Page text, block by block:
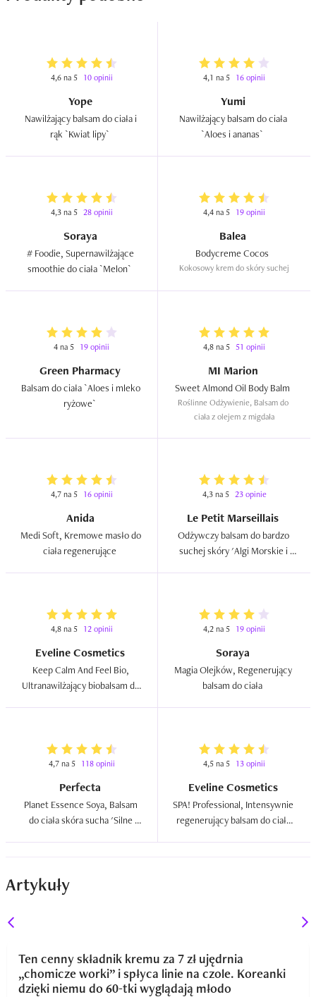
4,6 na 5 10 opinii
Yope
Nawilżający balsam do ciała i
4,1 na 5 16 opinii
Yumi
Nawilżający balsam do ciała
4,3 na 5 28 opinii
Soraya
# Foodie, Supernawilżające
4,4 na 5 19 opinii
Balea
Kokosowy krem do skóry suchej
4 na 5 19 opinii
Green Pharmacy
Balsam do ciała `Aloes i mleko
4,8 na 5 51 opinii
MI Marion
Roślinne Odżywienie, Balsam do
ciała z olejem z migdała
4,7 na 5 16 opinii
Anida
Medi Soft, Kremowe masło do
4,3 na 5 23 opinie
Le Petit Marseillais
Odżywczy balsam do bardzo
suchej skóry 'Algi Morskie i
4,8 na 5 12 opinii
Eveline Cosmetics
Keep Calm And Feel Bio,
Ultranawilżający biobalsam do
4,2 na 5 19 opinii
Soraya
Magia Olejków, Regenerujący
4,7 na 5 118 opinii
Perfecta
Planet Essence Soya, Balsam
do ciała skóra sucha 'Silne
4,5 na 5 13 opinii
Eveline Cosmetics
SPA! Professional, Intensywnie
regenerujący balsam do ciała
Artykuły
Ten cenny składnik kremu za 7 zł ujędrnia
„chomicze worki” i spłyca linie na czole. Koreanki
dzięki niemu do 60-tki wyglądają młodo